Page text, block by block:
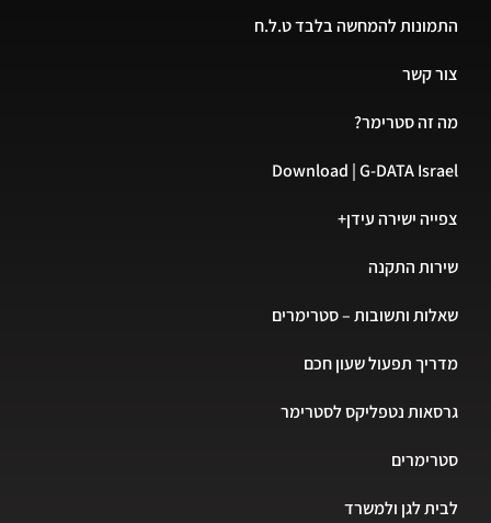
התמונות להמחשה בלבד ט.ל.ח
צור קשר
מה זה סטרימר?
Download | G-DATA Israel
צפייה ישירה עידן+
שירות התקנה
שאלות ותשובות – סטרימרים
מדריך תפעול שעון חכם
גרסאות נטפליקס לסטרימר
סטרימרים
לבית לגן ולמשרד